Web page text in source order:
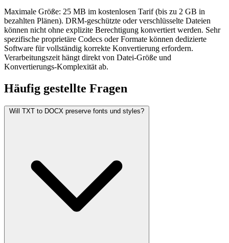
Maximale Größe: 25 MB im kostenlosen Tarif (bis zu 2 GB in
bezahlten Plänen). DRM-geschützte oder verschlüsselte Dateien
können nicht ohne explizite Berechtigung konvertiert werden. Sehr
spezifische proprietäre Codecs oder Formate können dedizierte
Software für vollständig korrekte Konvertierung erfordern.
Verarbeitungszeit hängt direkt von Datei-Größe und
Konvertierungs-Komplexität ab.
Häufig gestellte Fragen
Will TXT to DOCX preserve fonts und styles?